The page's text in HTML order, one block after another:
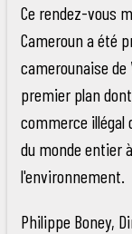
Ce rendez-vous
Cameroun a été
camerounaise de
premier plan
commerce illégal
du monde entier
l'environnement.
Philippe Boney,